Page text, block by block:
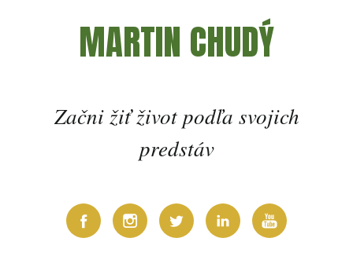
MARTIN CHUDÝ
Začni žiť život podľa svojich
predstáv